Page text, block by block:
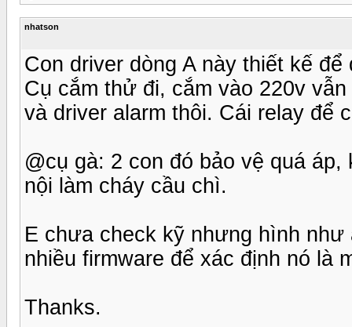
nhatson
Con driver dòng A này thiết kế
Cụ cắm thử đi, cắm vào 220v
và driver alarm thôi. Cái relay để
@cụ gà: 2 con đó bảo vệ quá
nội làm cháy cầu chì.
E chưa check kỹ nhưng hình
nhiều firmware để xác định nó là
Thanks.